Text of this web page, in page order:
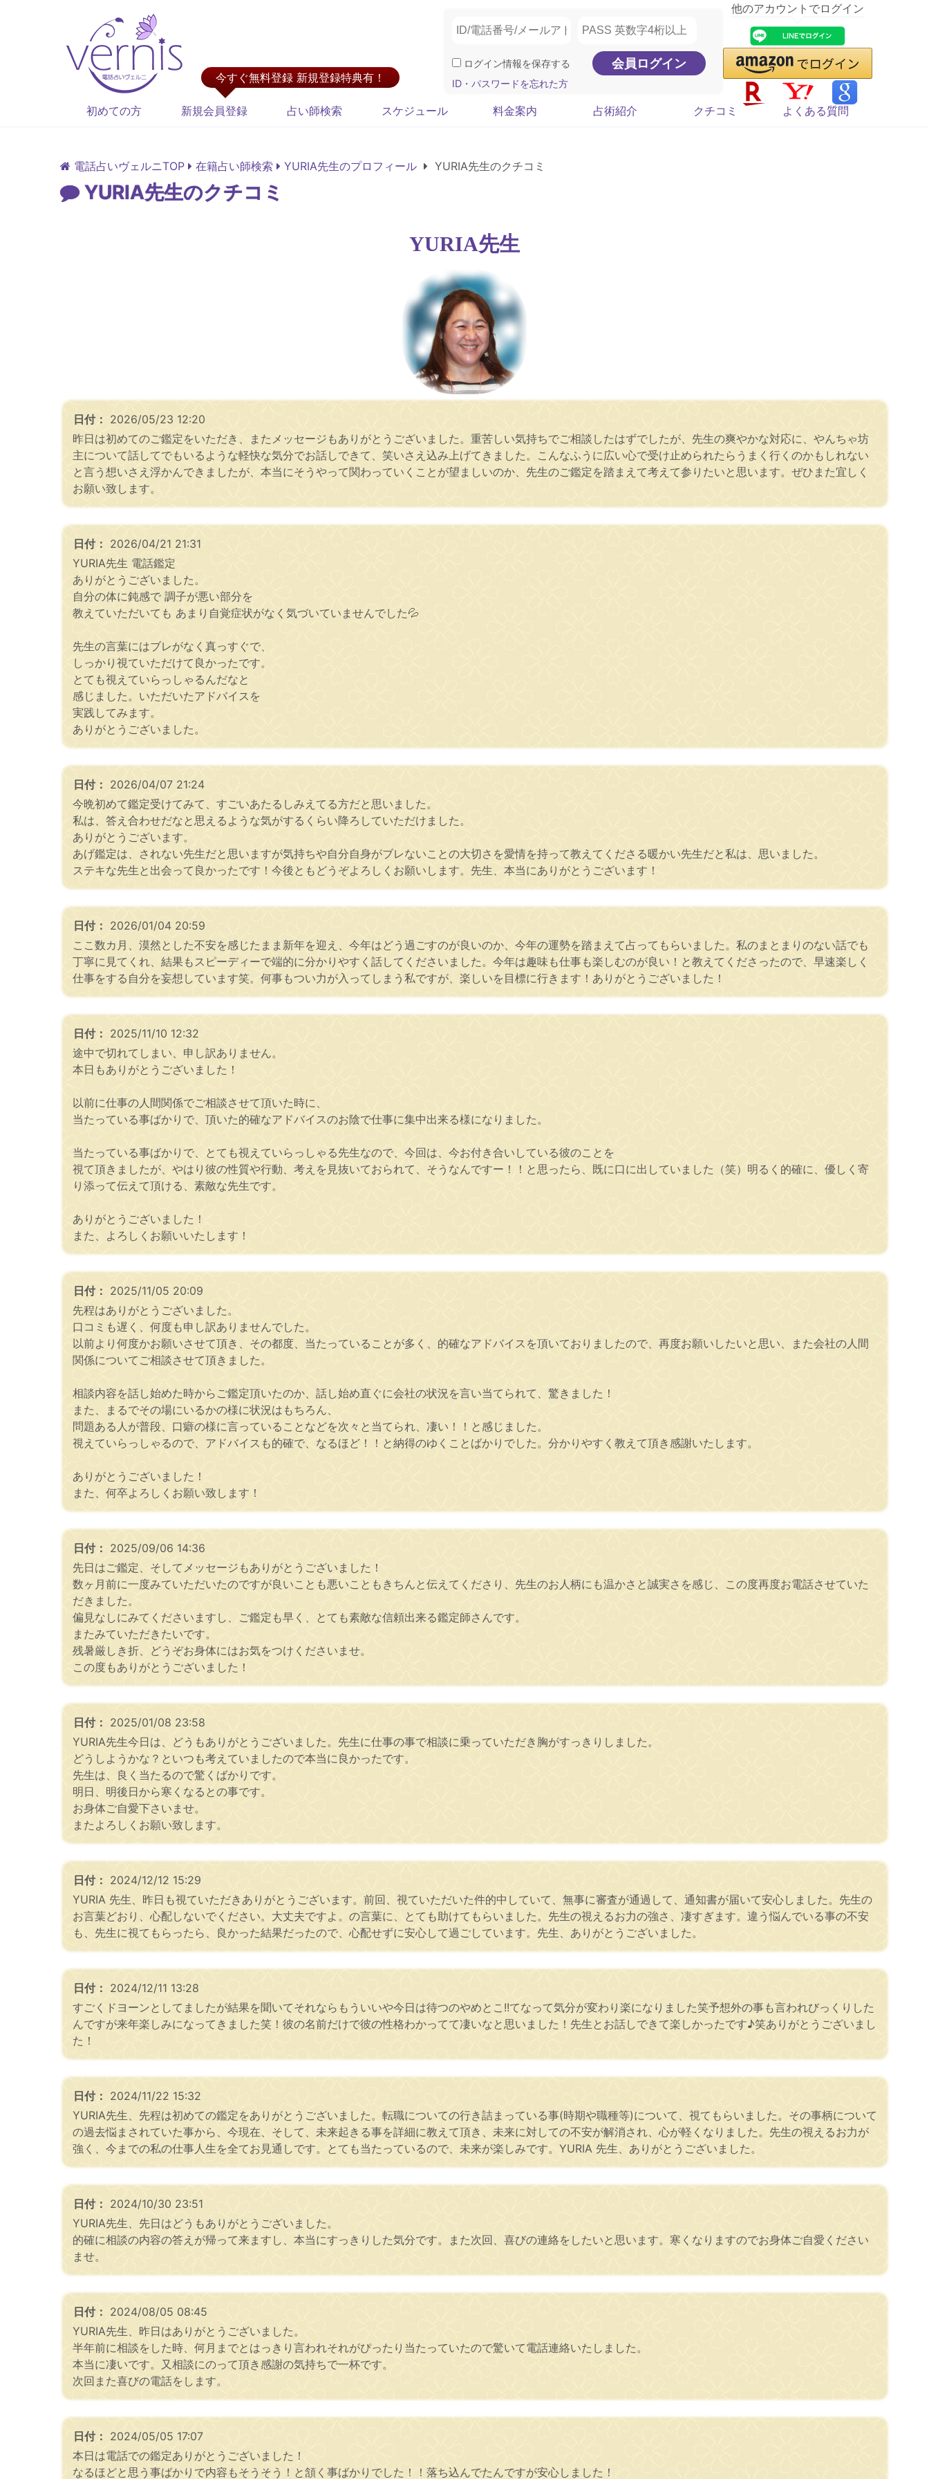
今すぐ無料登録 新規登録特典有！
ログイン情報を保存する
ID・パスワードを忘れた方
他のアカウントでログイン
初めての方 新規会員登録 占い師検索 スケジュール 料金案内 占術紹介 クチコミ よくある質問
電話占いヴェルニTOP 在籍占い師検索 YURIA先生のプロフィール YURIA先生のクチコミ
YURIA先生のクチコミ
YURIA先生
日付： 2026/05/23 12:20
昨日は初めてのご鑑定をいただき、またメッセージもありがとうございました。重苦しい気持ちでご相談したはずでしたが、先生の爽やかな対応に、やんちゃ坊
主について話してでもいるような軽快な気分でお話しできて、笑いさえ込み上げてきました。こんなふうに広い心で受け止められたらうまく行くのかもしれない
と言う想いさえ浮かんできましたが、本当にそうやって関わっていくことが望ましいのか、先生のご鑑定を踏まえて考えて参りたいと思います。ぜひまた宜しく
お願い致します。
日付： 2026/04/21 21:31
YURIA先生 電話鑑定
ありがとうございました。
自分の体に鈍感で 調子が悪い部分を
教えていただいても あまり自覚症状がなく気づいていませんでした💦
先生の言葉にはブレがなく真っすぐで、
しっかり視ていただけて良かったです。
とても視えていらっしゃるんだなと
感じました。いただいたアドバイスを
実践してみます。
ありがとうございました。
日付： 2026/04/07 21:24
今晩初めて鑑定受けてみて、すごいあたるしみえてる方だと思いました。
私は、答え合わせだなと思えるような気がするくらい降ろしていただけました。
ありがとうございます。
あげ鑑定は、されない先生だと思いますが気持ちや自分自身がブレないことの大切さを愛情を持って教えてくださる暖かい先生だと私は、思いました。
ステキな先生と出会って良かったです！今後ともどうぞよろしくお願いします。先生、本当にありがとうございます！
日付： 2026/01/04 20:59
ここ数カ月、漠然とした不安を感じたまま新年を迎え、今年はどう過ごすのが良いのか、今年の運勢を踏まえて占ってもらいました。私のまとまりのない話でも
丁寧に見てくれ、結果もスピーディーで端的に分かりやすく話してくださいました。今年は趣味も仕事も楽しむのが良い！と教えてくださったので、早速楽しく
仕事をする自分を妄想しています笑。何事もつい力が入ってしまう私ですが、楽しいを目標に行きます！ありがとうございました！
日付： 2025/11/10 12:32
途中で切れてしまい、申し訳ありません。
本日もありがとうございました！
以前に仕事の人間関係でご相談させて頂いた時に、
当たっている事ばかりで、頂いた的確なアドバイスのお陰で仕事に集中出来る様になりました。
当たっている事ばかりで、とても視えていらっしゃる先生なので、今回は、今お付き合いしている彼のことを
視て頂きましたが、やはり彼の性質や行動、考えを見抜いておられて、そうなんですー！！と思ったら、既に口に出していました（笑）明るく的確に、優しく寄
り添って伝えて頂ける、素敵な先生です。
ありがとうございました！
また、よろしくお願いいたします！
日付： 2025/11/05 20:09
先程はありがとうございました。
口コミも遅く、何度も申し訳ありませんでした。
以前より何度かお願いさせて頂き、その都度、当たっていることが多く、的確なアドバイスを頂いておりましたので、再度お願いしたいと思い、また会社の人間
関係についてご相談させて頂きました。
相談内容を話し始めた時からご鑑定頂いたのか、話し始め直ぐに会社の状況を言い当てられて、驚きました！
また、まるでその場にいるかの様に状況はもちろん、
問題ある人が普段、口癖の様に言っていることなどを次々と当てられ、凄い！！と感じました。
視えていらっしゃるので、アドバイスも的確で、なるほど！！と納得のゆくことばかりでした。分かりやすく教えて頂き感謝いたします。
ありがとうございました！
また、何卒よろしくお願い致します！
日付： 2025/09/06 14:36
先日はご鑑定、そしてメッセージもありがとうございました！
数ヶ月前に一度みていただいたのですが良いことも悪いこともきちんと伝えてくださり、先生のお人柄にも温かさと誠実さを感じ、この度再度お電話させていた
だきました。
偏見なしにみてくださいますし、ご鑑定も早く、とても素敵な信頼出来る鑑定師さんです。
またみていただきたいです。
残暑厳しき折、どうぞお身体にはお気をつけくださいませ。
この度もありがとうございました！
日付： 2025/01/08 23:58
YURIA先生今日は、どうもありがとうございました。先生に仕事の事で相談に乗っていただき胸がすっきりしました。
どうしようかな？といつも考えていましたので本当に良かったです。
先生は、良く当たるので驚くばかりです。
明日、明後日から寒くなるとの事です。
お身体ご自愛下さいませ。
またよろしくお願い致します。
日付： 2024/12/12 15:29
YURIA 先生、昨日も視ていただきありがとうございます。前回、視ていただいた件的中していて、無事に審査が通過して、通知書が届いて安心しました。先生の
お言葉どおり、心配しないでください。大丈夫ですよ。の言葉に、とても助けてもらいました。先生の視えるお力の強さ、凄すぎます。違う悩んでいる事の不安
も、先生に視てもらったら、良かった結果だったので、心配せずに安心して過ごしています。先生、ありがとうございました。
日付： 2024/12/11 13:28
すごくドヨーンとしてましたが結果を聞いてそれならもういいや今日は待つのやめとこ!!てなって気分が変わり楽になりました笑予想外の事も言われびっくりした
んですが来年楽しみになってきました笑！彼の名前だけで彼の性格わかってて凄いなと思いました！先生とお話しできて楽しかったです♪笑ありがとうございまし
た！
日付： 2024/11/22 15:32
YURIA先生、先程は初めての鑑定をありがとうございました。転職についての行き詰まっている事(時期や職種等)について、視てもらいました。その事柄について
の過去悩まされていた事から、今現在、そして、未来起きる事を詳細に教えて頂き、未来に対しての不安が解消され、心が軽くなりました。先生の視えるお力が
強く、今までの私の仕事人生を全てお見通しです。とても当たっているので、未来が楽しみです。YURIA 先生、ありがとうございました。
日付： 2024/10/30 23:51
YURIA先生、先日はどうもありがとうございました。
的確に相談の内容の答えが帰って来ますし、本当にすっきりした気分です。また次回、喜びの連絡をしたいと思います。寒くなりますのでお身体ご自愛ください
ませ。
日付： 2024/08/05 08:45
YURIA先生、昨日はありがとうございました。
半年前に相談をした時、何月までとはっきり言われそれがぴったり当たっていたので驚いて電話連絡いたしました。
本当に凄いです。又相談にのって頂き感謝の気持ちで一杯です。
次回また喜びの電話をします。
日付： 2024/05/05 17:07
本日は電話での鑑定ありがとうございました！
なるほどと思う事ばかりで内容もそうそう！と頷く事ばかりでした！！落ち込んでたんですが安心しました！